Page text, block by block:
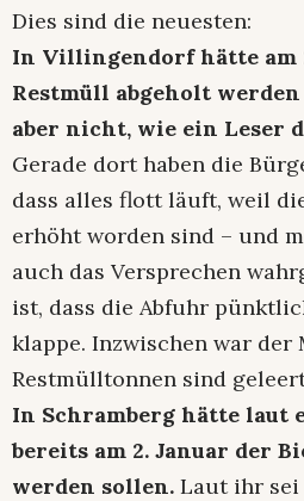
Dies sind die neuesten:
In Villingendorf hätte am
Restmüll abgeholt werden
aber nicht, wie ein Leser
Gerade dort haben die
dass alles flott läuft, weil
erhöht worden sind – und
auch das Versprechen
ist, dass die Abfuhr
klappe. Inzwischen war der
Restmülltonnen sind
In Schramberg hätte laut
bereits am 2. Januar der
werden sollen. Laut ihr sei